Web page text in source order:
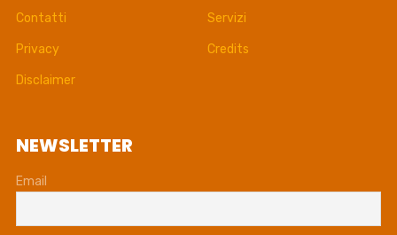
Contatti Servizi
Privacy Credits
Disclaimer
NEWSLETTER
Email